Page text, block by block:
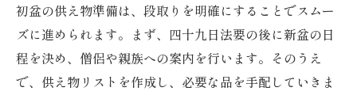
初盆の供え物準備は、段取りを明確にすることでスムー
ズに進められます。まず、四十九日法要の後に新盆の日
程を決め、僧侶や親族への案内を行います。そのうえ
で、供え物リストを作成し、必要な品を手配していきま